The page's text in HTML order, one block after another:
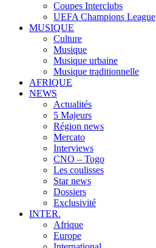
Coupes Interclubs
UEFA Champions League
MUSIQUE
Culture
Musique
Musique urbaine
Musique traditionnelle
AFRIQUE
NEWS
Actualités
5 Majeurs
Région news
Mercato
Interviews
CNO – Togo
Les coulisses
Star news
Dossiers
Exclusivité
INTER.
Afrique
Europe